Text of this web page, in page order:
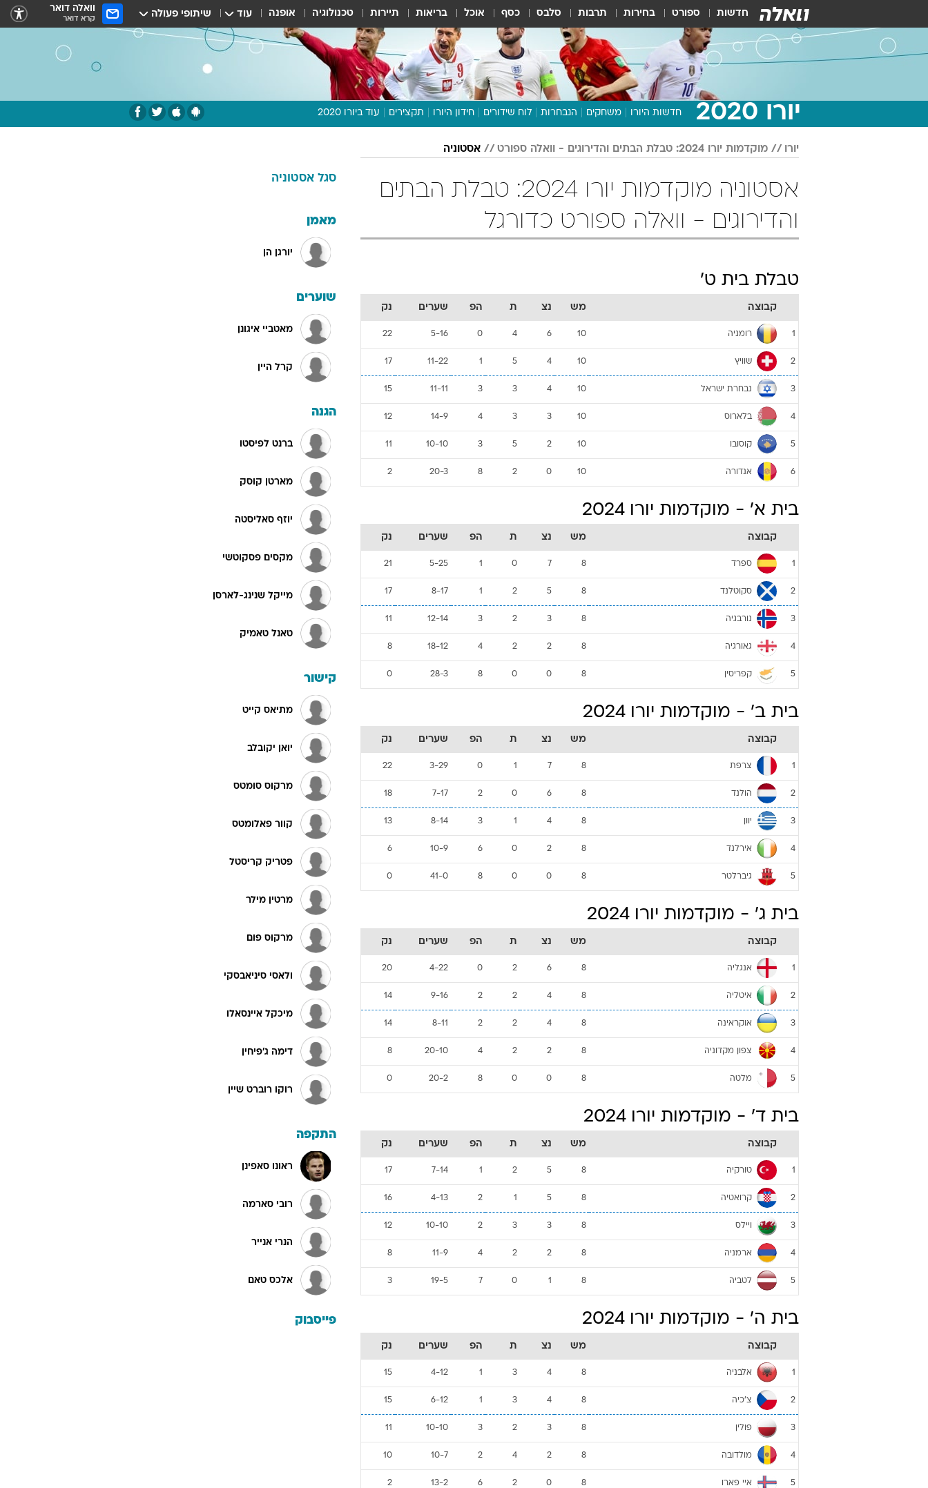
חדשות ספורט בחירות תרבות סלבס כסף אוכל בריאות תיירות טכנולוגיה אופנה עוד שיתופי פעולה וואלה דואר
קרא דואר
יורו 2020 חדשות היורו משחקים הנבחרות לוח שידורים חידון היורו תקצירים עוד ביורו 2020
תכנית היורו
דעות ופרשנויות
וואלה! ספורט
יורו מוקדמות יורו 2024: טבלת הבתים והדירוגים - וואלה ספורט אסטוניה
אסטוניה מוקדמות יורו 2024: טבלת הבתים
והדירוגים - וואלה ספורט כדורגל
טבלת בית ט'
קבוצה מש נצ ת הפ שערים נק
1 רומניה 10
6
4
0
5-16
22
2 שוויץ 10
4
5
1
11-22
17
3 נבחרת ישראל 10
4
3
3
11-11
15
4 בלארוס 10
3
3
4
14-9
12
5 קוסובו 10
2
5
3
10-10
11
6 אנדורה 10
0
2
8
20-3
2
בית א' - מוקדמות יורו 2024
קבוצה מש נצ ת הפ שערים נק
1 ספרד 8
7
0
1
5-25
21
2 סקוטלנד 8
5
2
1
8-17
17
3 נורבגיה 8
3
2
3
12-14
11
4 גאורגיה 8
2
2
4
18-12
8
5 קפריסין 8
0
0
8
28-3
0
בית ב' - מוקדמות יורו 2024
קבוצה מש נצ ת הפ שערים נק
1 צרפת 8
7
1
0
3-29
22
2 הולנד 8
6
0
2
7-17
18
3 יוון 8
4
1
3
8-14
13
4 אירלנד 8
2
0
6
10-9
6
5 גיברלטר 8
0
0
8
41-0
0
בית ג' - מוקדמות יורו 2024
קבוצה מש נצ ת הפ שערים נק
1 אנגליה 8
6
2
0
4-22
20
2 איטליה 8
4
2
2
9-16
14
3 אוקראינה 8
4
2
2
8-11
14
4 צפון מקדוניה 8
2
2
4
20-10
8
5 מלטה 8
0
0
8
20-2
0
בית ד' - מוקדמות יורו 2024
קבוצה מש נצ ת הפ שערים נק
1 טורקיה 8
5
2
1
7-14
17
2 קרואטיה 8
5
1
2
4-13
16
3 ויילס 8
3
3
2
10-10
12
4 ארמניה 8
2
2
4
11-9
8
5 לטביה 8
1
0
7
19-5
3
בית ה' - מוקדמות יורו 2024
קבוצה מש נצ ת הפ שערים נק
1 אלבניה 8
4
3
1
4-12
15
2 צ'כיה 8
4
3
1
6-12
15
3 פולין 8
3
2
3
10-10
11
4 מולדובה 8
2
4
2
10-7
10
5 איי פארו 8
0
2
6
13-2
2
סגל אסטוניה
מאמן
יורגן הן
שוערים
מאטביי איגונן
קרל היין
הגנה
ברנט לפיסטו
מארטן קוסק
יוזף סאליסטה
מקסים פסקוטשי
מייקל שנינג-לארסן
טאנל טאמיק
קישור
מתיאס קייט
יואן יקובלב
מרקוס סומטס
קוור פאלומטס
פטריק קריסטל
מרטין מילר
מרקוס פום
ולאסי סיניאבסקי
מיכקל איינסאלו
דימה ג'פיחין
רוקו רוברט שיין
התקפה
ראונו סאפינן
רובי סארמה
הנרי אנייר
אלכס טאם
פייסבוק